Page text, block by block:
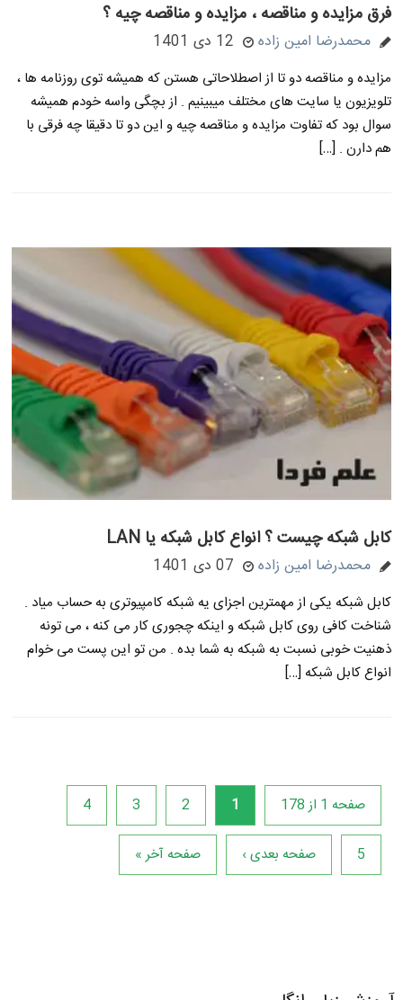
فرق مزایده و مناقصه ، مزایده و مناقصه چیه ؟
محمدرضا امین زاده 12 دی 1401
مزایده و مناقصه دو تا از اصطلاحاتی هستن که همیشه توی روزنامه ها ،
تلویزیون یا سایت های مختلف میبینیم . از بچگی واسه خودم همیشه
سوال بود که تفاوت مزایده و مناقصه چیه و این دو تا دقیقا چه فرقی با
هم دارن . […]
کابل شبکه چیست ؟ انواع کابل شبکه یا LAN
محمدرضا امین زاده 07 دی 1401
کابل شبکه یکی از مهمترین اجزای یه شبکه کامپیوتری به حساب میاد .
شناخت کافی روی کابل شبکه و اینکه چجوری کار می کنه ، می تونه
ذهنیت خوبی نسبت به شبکه به شما بده . من تو این پست می خوام
انواع کابل شبکه […]
صفحه 1 از 178 1
2
3
4
5 صفحه بعدی › صفحه آخر »